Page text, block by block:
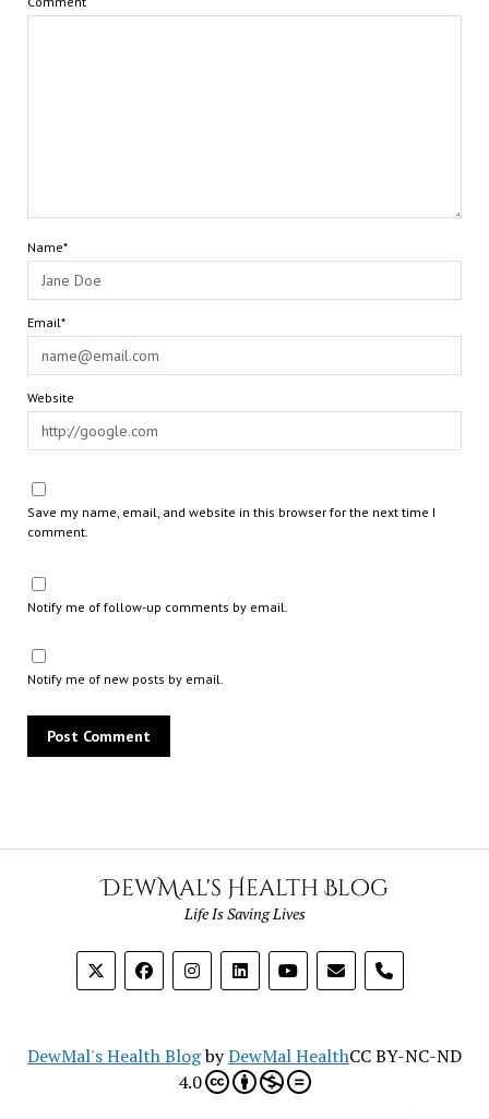
Name*
Email*
Website
Save my name, email, and website in this browser for the next time I
comment.
Notify me of follow-up comments by email.
Notify me of new posts by email.
DewMal's Health Blog
Life Is Saving Lives
DewMal's Health BlogbyDewMal HealthCC BY-NC-ND
4.0